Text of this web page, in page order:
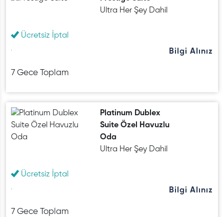
Ultra Her Şey Dahil
Ücretsiz İptal
7 Gece Toplam
Bilgi Alınız
Platinum Dublex
Suite Özel Havuzlu
Oda
Ultra Her Şey Dahil
Ücretsiz İptal
7 Gece Toplam
Bilgi Alınız